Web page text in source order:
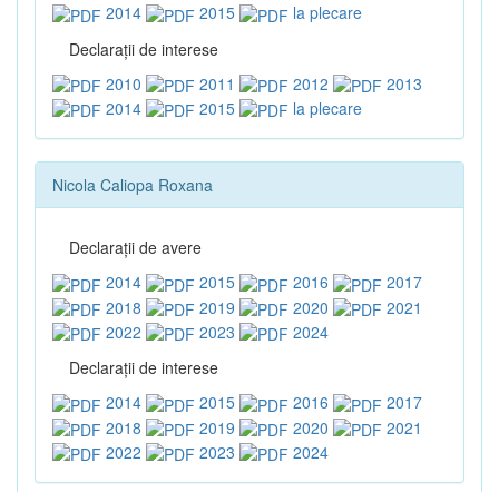
2014
2015
la plecare
Declaraţii de interese
2010
2011 2012
2013
2014
2015 la plecare
Nicola Caliopa Roxana
Declaraţii de avere
2014
2015 2016
2017
2018
2019 2020
2021
2022
2023
2024
Declaraţii de interese
2014
2015 2016
2017
2018
2019 2020
2021
2022
2023 2024